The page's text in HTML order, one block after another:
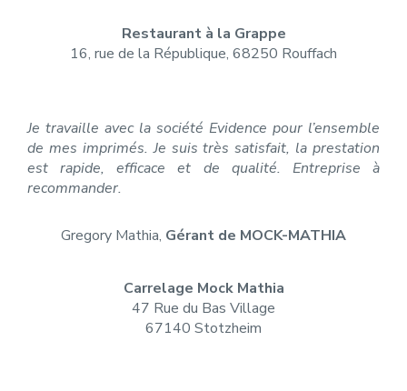
Restaurant à la Grappe
16, rue de la République, 68250 Rouffach
Je travaille avec la société Evidence pour l’ensemble
de mes imprimés. Je suis très satisfait, la prestation
est rapide, efficace et de qualité. Entreprise à
recommander.
Gregory Mathia, Gérant de MOCK-MATHIA
Carrelage Mock Mathia
47 Rue du Bas Village
67140 Stotzheim